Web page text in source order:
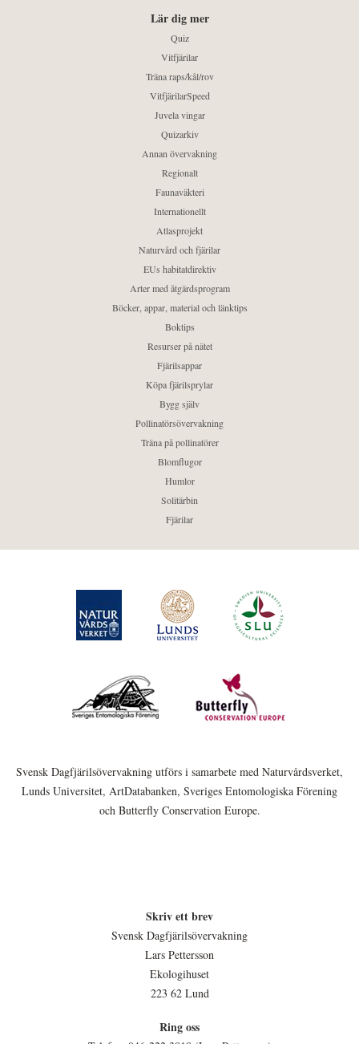
Lär dig mer
Quiz
Vitfjärilar
Träna raps/kål/rov
VitfjärilarSpeed
Juvela vingar
Quizarkiv
Annan övervakning
Regionalt
Faunaväkteri
Internationellt
Atlasprojekt
Naturvård och fjärilar
EUs habitatdirektiv
Arter med åtgärdsprogram
Böcker, appar, material och länktips
Boktips
Resurser på nätet
Fjärilsappar
Köpa fjärilsprylar
Bygg själv
Pollinatörsövervakning
Träna på pollinatörer
Blomflugor
Humlor
Solitärbin
Fjärilar
Svensk Dagfjärilsövervakning utförs i samarbete med Naturvårdsverket,
Lunds Universitet, ArtDatabanken, Sveriges Entomologiska Förening
och Butterfly Conservation Europe.
Skriv ett brev
Svensk Dagfjärilsövervakning
Lars Pettersson
Ekologihuset
223 62 Lund
Ring oss